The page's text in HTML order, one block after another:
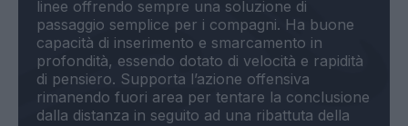
linee offrendo sempre una soluzione di
passaggio semplice per i compagni. Ha buone
capacità di inserimento e smarcamento in
profondità, essendo dotato di velocità e rapidità
di pensiero. Supporta l’azione offensiva
rimanendo fuori area per tentare la conclusione
dalla distanza in seguito ad una ribattuta della